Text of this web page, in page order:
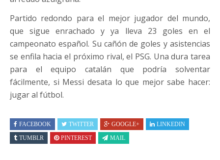
Partido redondo para el mejor jugador del mundo,
que sigue enrachado y ya lleva 23 goles en el
campeonato español. Su cañón de goles y asistencias
se enfila hacia el próximo rival, el PSG. Una dura tarea
para el equipo catalán que podría solventar
fácilmente, si Messi desata lo que mejor sabe hacer:
jugar al fútbol.
FACEBOOK TWITTER GOOGLE+
LINKEDIN
TUMBLR
PINTEREST MAIL